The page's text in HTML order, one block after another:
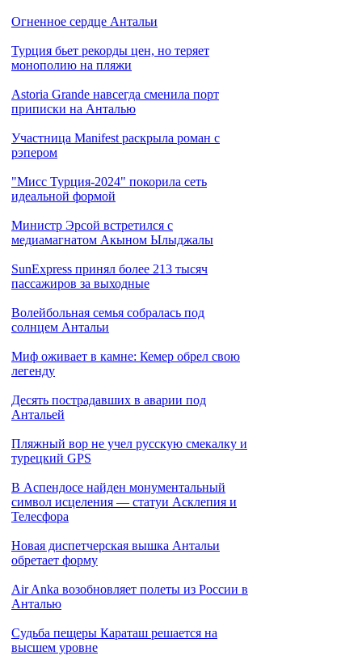
Огненное сердце Антальи
Турция бьет рекорды цен, но теряет
монополию на пляжи
Astoria Grande навсегда сменила порт
приписки на Анталью
Участница Manifest раскрыла роман с
рэпером
"Мисс Турция-2024" покорила сеть
идеальной формой
Министр Эрсой встретился с
медиамагнатом Акыном Ылыджалы
SunExpress принял более 213 тысяч
пассажиров за выходные
Волейбольная семья собралась под
солнцем Антальи
Миф оживает в камне: Кемер обрел свою
легенду
Десять пострадавших в аварии под
Антальей
Пляжный вор не учел русскую смекалку и
турецкий GPS
В Аспендосе найден монументальный
символ исцеления — статуи Асклепия и
Телесфора
Новая диспетчерская вышка Антальи
обретает форму
Air Anka возобновляет полеты из России в
Анталью
Cудьба пещеры Караташ решается на
высшем уровне